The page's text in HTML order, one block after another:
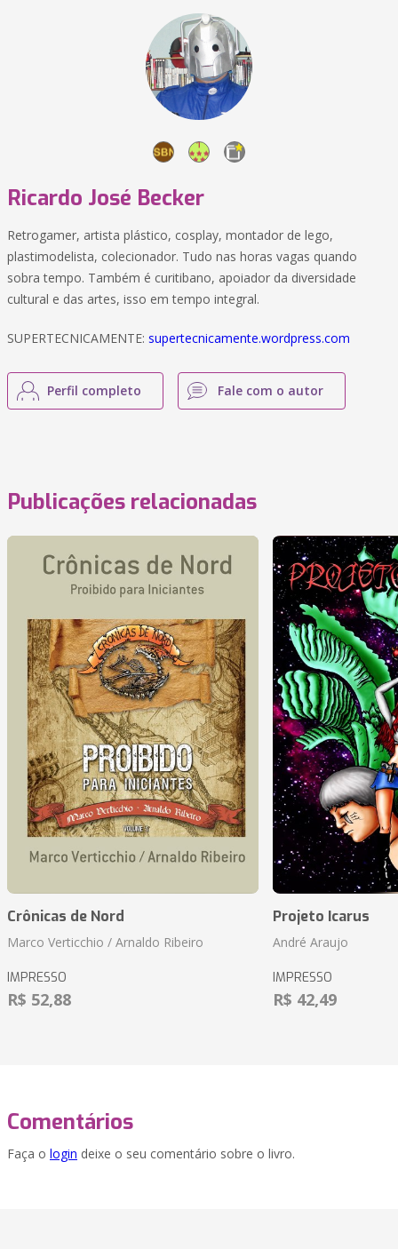
Ricardo José Becker
Retrogamer, artista plástico, cosplay, montador de lego,
plastimodelista, colecionador. Tudo nas horas vagas quando
sobra tempo. Também é curitibano, apoiador da diversidade
cultural e das artes, isso em tempo integral.
SUPERTECNICAMENTE: supertecnicamente.wordpress.com
Perfil completo Fale com o autor
Publicações relacionadas
Crônicas de Nord
Marco Verticchio / Arnaldo Ribeiro
IMPRESSO
R$ 52,88
Projeto Icarus
André Araujo
IMPRESSO
R$ 42,49
Comentários
Faça o login deixe o seu comentário sobre o livro.